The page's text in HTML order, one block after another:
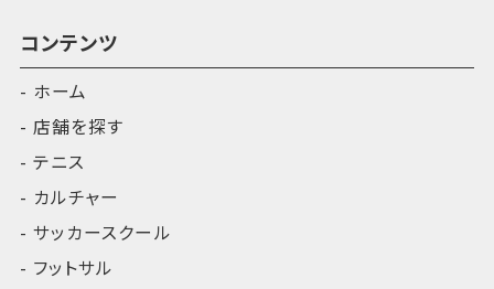
コンテンツ
ホーム
店舗を探す
テニス
カルチャー
サッカースクール
フットサル